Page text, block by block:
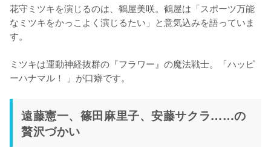
花守ミツキを演じるのは、鶴屋美咲。鶴屋は「スポーツ万能
なミツキをかっこよく演じるたい」と意気込みを語っていま
す。
ミツキは運動神経抜群の『フラワー』の魔法戦士。「ハッピ
ーハナマル！ 」が口癖です。
遠藤憲一、篠田麻里子、安藤サクラ……の
贅沢づかい